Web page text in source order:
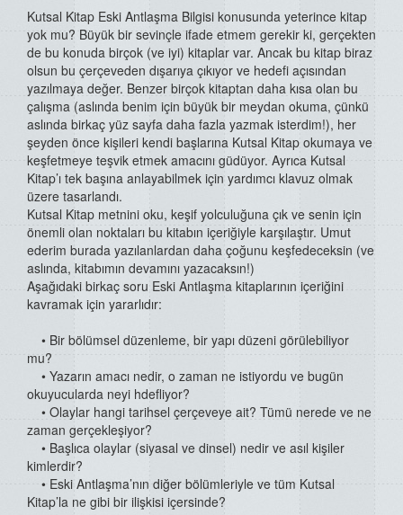
Kutsal Kitap Eski Antlaşma Bilgisi konusunda yeterince kitap
yok mu? Büyük bir sevinçle ifade etmem gerekir ki, gerçekten
de bu konuda birçok (ve iyi) kitaplar var. Ancak bu kitap biraz
olsun bu çerçeveden dışarıya çıkıyor ve hedefi açısından
yazılmaya değer. Benzer birçok kitaptan daha kısa olan bu
çalışma (aslında benim için büyük bir meydan okuma, çünkü
aslında birkaç yüz sayfa daha fazla yazmak isterdim!), her
şeyden önce kişileri kendi başlarına Kutsal Kitap okumaya ve
keşfetmeye teşvik etmek amacını güdüyor. Ayrıca Kutsal
Kitap’ı tek başına anlayabilmek için yardımcı klavuz olmak
üzere tasarlandı.
Kutsal Kitap metnini oku, keşif yolculuğuna çık ve senin için
önemli olan noktaları bu kitabın içeriğiyle karşılaştır. Umut
ederim burada yazılanlardan daha çoğunu keşfedeceksin (ve
aslında, kitabımın devamını yazacaksın!)
Aşağıdaki birkaç soru Eski Antlaşma kitaplarının içeriğini
kavramak için yararlıdır:
• Bir bölümsel düzenleme, bir yapı düzeni görülebiliyor
mu?
• Yazarın amacı nedir, o zaman ne istiyordu ve bugün
okuyucularda neyi hdefliyor?
• Olaylar hangi tarihsel çerçeveye ait? Tümü nerede ve ne
zaman gerçekleşiyor?
• Başlıca olaylar (siyasal ve dinsel) nedir ve asıl kişiler
kimlerdir?
• Eski Antlaşma’nın diğer bölümleriyle ve tüm Kutsal
Kitap’la ne gibi bir ilişkisi içersinde?